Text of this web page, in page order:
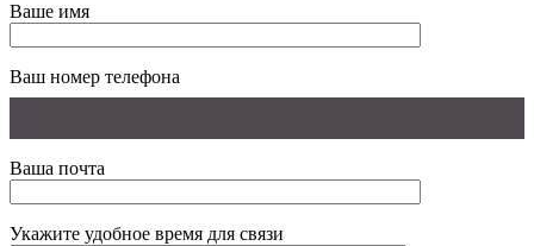
Ваше имя
Ваш номер телефона
Ваша почта
Укажите удобное время для связи